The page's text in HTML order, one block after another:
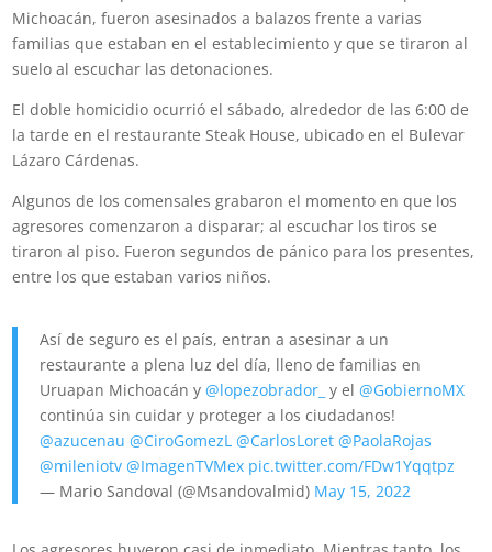
Michoacán, fueron asesinados a balazos frente a varias
familias que estaban en el establecimiento y que se tiraron al
suelo al escuchar las detonaciones.
El doble homicidio ocurrió el sábado, alrededor de las 6:00 de
la tarde en el restaurante Steak House, ubicado en el Bulevar
Lázaro Cárdenas.
Algunos de los comensales grabaron el momento en que los
agresores comenzaron a disparar; al escuchar los tiros se
tiraron al piso. Fueron segundos de pánico para los presentes,
entre los que estaban varios niños.
Así de seguro es el país, entran a asesinar a un
restaurante a plena luz del día, lleno de familias en
Uruapan Michoacán y@lopezobrador_ y el@GobiernoMX
continúa sin cuidar y proteger a los ciudadanos!
@azucenau @CiroGomezL @CarlosLoret @PaolaRojas
@mileniotv @ImagenTVMex pic.twitter.com/FDw1Yqqtpz
— Mario Sandoval (@Msandovalmid) May 15, 2022